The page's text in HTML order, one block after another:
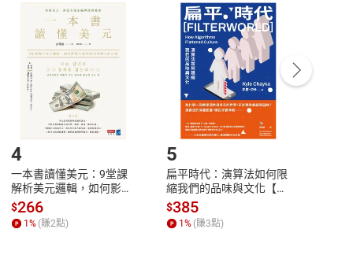
點選「瀏覽訂單明細」 「申請取消訂單/退
貨。
付款方式
Payment
完成訂單
Complete
號，下載書籍後看書
4
一本書讀懂美元：9堂課
解析美元邏輯，如何影響
全球經濟和每個人的投資
【電子書】
$266
1% (賺2點)
5
扁平時代：演算法如何限
縮我們的品味與文化【電
子書】
$385
1% (賺3點)